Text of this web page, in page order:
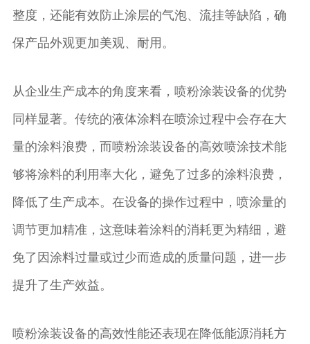
整度，还能有效防止涂层的气泡、流挂等缺陷，确
保产品外观更加美观、耐用。
从企业生产成本的角度来看，喷粉涂装设备的优势
同样显著。传统的液体涂料在喷涂过程中会存在大
量的涂料浪费，而喷粉涂装设备的高效喷涂技术能
够将涂料的利用率大化，避免了过多的涂料浪费，
降低了生产成本。在设备的操作过程中，喷涂量的
调节更加精准，这意味着涂料的消耗更为精细，避
免了因涂料过量或过少而造成的质量问题，进一步
提升了生产效益。
喷粉涂装设备的高效性能还表现在降低能源消耗方